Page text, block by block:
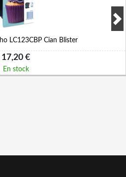
LC123CBP Cian Blister
17,20 €
En stock